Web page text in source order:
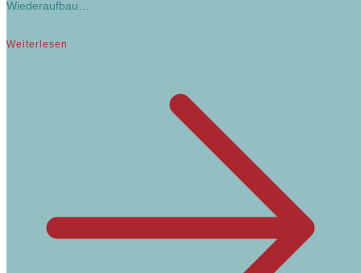
Wiederaufbau…
Weiterlesen